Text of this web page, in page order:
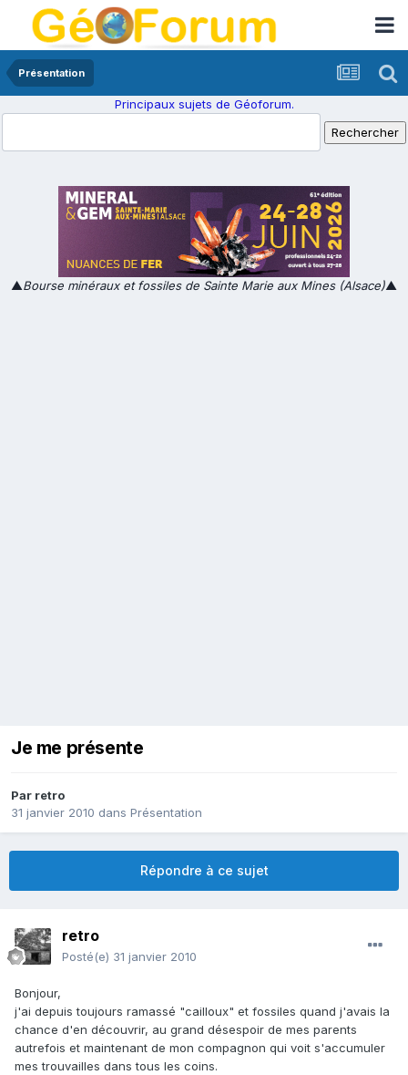
Présentation
Principaux sujets de Géoforum.
▲Bourse minéraux et fossiles de Sainte Marie aux Mines (Alsace)▲
Je me présente
Par retro
31 janvier 2010 dans Présentation
Répondre à ce sujet
retro
Posté(e) 31 janvier 2010
Bonjour,
j'ai depuis toujours ramassé "cailloux" et fossiles quand j'avais la
chance d'en découvrir, au grand désespoir de mes parents
autrefois et maintenant de mon compagnon qui voit s'accumuler
mes trouvailles dans tous les coins.